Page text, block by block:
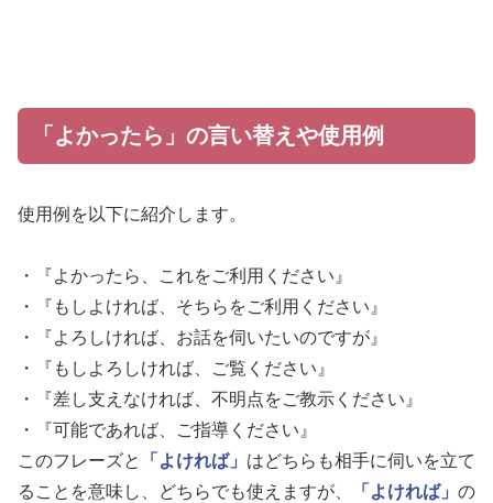
「よかったら」の言い替えや使用例
使用例を以下に紹介します。
・『よかったら、これをご利用ください』
・『もしよければ、そちらをご利用ください』
・『よろしければ、お話を伺いたいのですが』
・『もしよろしければ、ご覧ください』
・『差し支えなければ、不明点をご教示ください』
・『可能であれば、ご指導ください』
このフレーズと
「よければ」 はどちらも相手に伺いを立て
ることを意味し、どちらでも使えますが、
「よければ」 の